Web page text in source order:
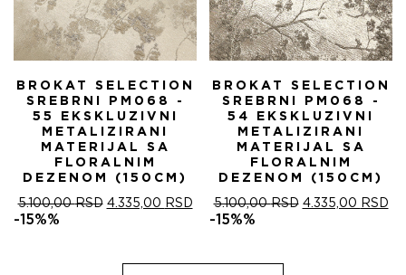
BROKAT SELECTION
SREBRNI PM068 -
55 EKSKLUZIVNI
METALIZIRANI
MATERIJAL SA
FLORALNIM
DEZENOM (150CM)
5.100,00RSD ОРИГИНАЛНА
5.100,00 RSD.
4.335,00 RSDТРЕНУТНА
ЦЕНА
-15%%
BROKAT SELECTION
SREBRNI PM068 -
54 EKSKLUZIVNI
METALIZIRANI
MATERIJAL SA
FLORALNIM
DEZENOM (150CM)
5.100,00RSD ОРИГИНАЛНА
4.335,00 RSD
-15%%